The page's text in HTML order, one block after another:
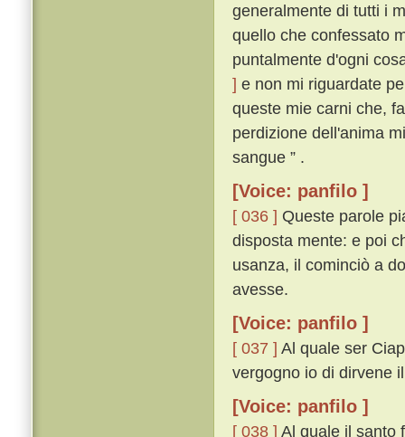
generalmente di tutti i
quello che confessato
puntalmente d'ogni
] e non mi riguardate
queste mie carni che,
perdizione dell'anima
sangue ” .
[Voice: panfilo ]
[ 036 ] Queste parole
disposta mente: e poi
usanza, il cominciò a
avesse.
[Voice: panfilo ]
[ 037 ] Al quale ser
vergogno io di dirvene
[Voice: panfilo ]
[ 038 ] Al quale il santo